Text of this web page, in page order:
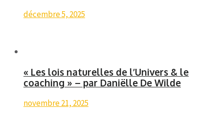
décembre 5, 2025
« Les lois naturelles de l’Univers & le
coaching » – par Daniëlle De Wilde
novembre 21, 2025